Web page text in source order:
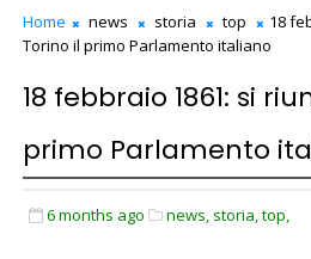
Home news storia top
18
Torino il primo Parlamento italiano
18 febbraio 1861: si
primo Parlamento
6 months ago news, storia,top,